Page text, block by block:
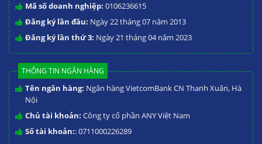
Mã số doanh nghiệp: 0106236615
Đăng ký lần đầu: Ngày 22 tháng 07 năm 2013
Đăng ký lần thứ 3: Ngày 21 tháng 04 năm 2023
THÔNG TIN NGÂN HÀNG
Tên ngân hàng: Ngân hàng VietcomBank CN Thanh Xuân, Hà
Nội
Chủ tài khoản: Công ty cổ phần ANY Việt Nam
Số tài khoản:: 0711000226289